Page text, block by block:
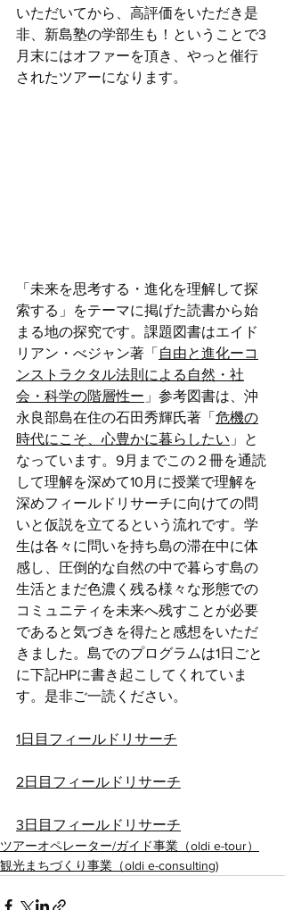
いただいてから、高評価をいただき是
非、新島塾の学部生も！ということで3
月末にはオファーを頂き、やっと催行
されたツアーになります。
「未来を思考する・進化を理解して探
索する」をテーマに掲げた読書から始
まる地の探究です。課題図書はエイド
リアン・べジャン著「 自由と進化ーコ
ンストラクタル法則による自然・社
会・科学の階層性ー 」参考図書は、沖
永良部島在住の石田秀輝氏著「 危機の
時代にこそ、心豊かに暮らしたい 」と
なっています。9月までこの２冊を通読
して理解を深めて10月に授業で理解を
深めフィールドリサーチに向けての問
いと仮説を立てるという流れです。学
生は各々に問いを持ち島の滞在中に体
感し、圧倒的な自然の中で暮らす島の
生活とまだ色濃く残る様々な形態での
コミュニティを未来へ残すことが必要
であると気づきを得たと感想をいただ
きました。島でのプログラムは1日ごと
に下記HPに書き起こしてくれていま
す。是非ご一読ください。
1日目フィールドリサーチ
2日目フィールドリサーチ
3日目フィールドリサーチ
ツアーオペレーター/ガイド事業（oldi e-tour）
観光まちづくり事業（oldi e-consulting)